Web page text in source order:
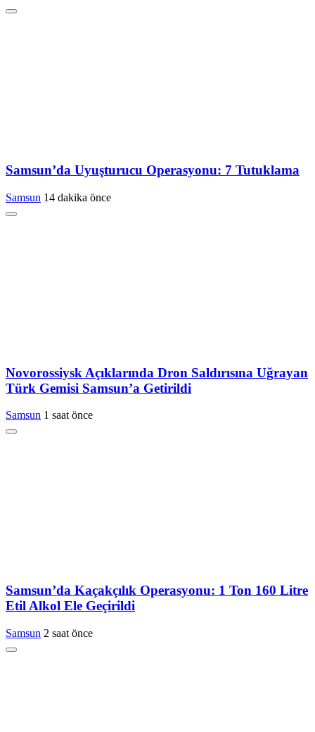
Samsun’da Uyuşturucu Operasyonu: 7 Tutuklama
Samsun 14 dakika önce
Novorossiysk Açıklarında Dron Saldırısına Uğrayan
Türk Gemisi Samsun’a Getirildi
Samsun 1 saat önce
Samsun’da Kaçakçılık Operasyonu: 1 Ton 160 Litre
Etil Alkol Ele Geçirildi
Samsun 2 saat önce